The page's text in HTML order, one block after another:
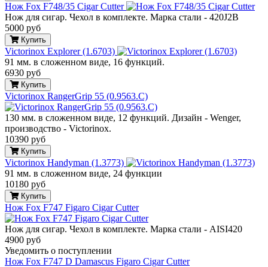
Нож Fox F748/35 Cigar Cutter
Нож для сигар. Чехол в комплекте. Марка стали - 420J2B
5000 руб
Купить
Victorinox Explorer (1.6703)
91 мм. в сложенном виде, 16 функций.
6930 руб
Купить
Victorinox RangerGrip 55 (0.9563.C)
130 мм. в сложенном виде, 12 функций. Дизайн - Wenger,
производство - Victorinox.
10390 руб
Купить
Victorinox Handyman (1.3773)
91 мм. в сложенном виде, 24 функции
10180 руб
Купить
Нож Fox F747 Figaro Cigar Cutter
Нож для сигар. Чехол в комплекте. Марка стали - AISI420
4900 руб
Уведомить о поступлении
Нож Fox F747 D Damascus Figaro Cigar Cutter